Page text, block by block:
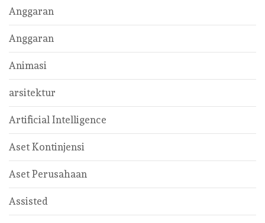
Anggaran
Anggaran
Animasi
arsitektur
Artificial Intelligence
Aset Kontinjensi
Aset Perusahaan
Assisted